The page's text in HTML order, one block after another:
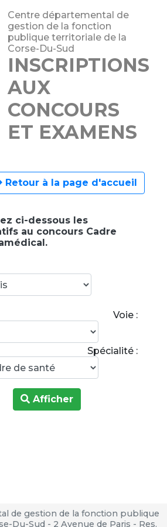
Centre départemental de
gestion de la fonction
publique territoriale de la
Corse-Du-Sud
INSCRIPTIONS
AUX
CONCOURS
ET EXAMENS
Retour à la page d'accueil
ci-dessous les
au concours Cadre
Voie :
Spécialité :
Afficher
de gestion de la fonction publique
Du-Sud - 2 Avenue de Paris - Res.